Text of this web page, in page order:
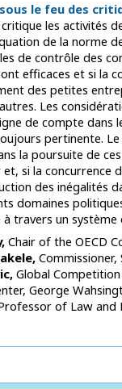
le feu des
les activités
de la norme
de contrôle des
efficaces et si la
des petites
Les
de compte dans
pertinente.
la poursuite de
si la
des inégalités
domaines
travers un
Chair of the OECD
Commissioner
Global
George
of Law and